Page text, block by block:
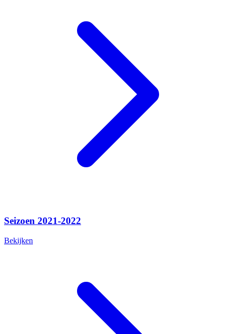
Seizoen 2021-2022
Bekijken